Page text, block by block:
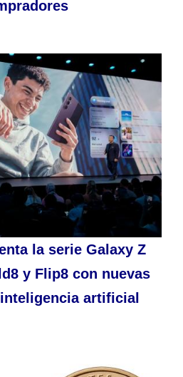
la serie Galaxy Z
y Flip8 con nuevas
artificial